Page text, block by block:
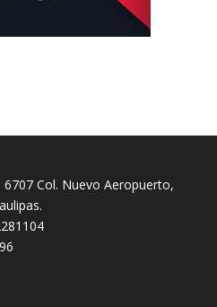
Col. Nuevo Aeropuerto,